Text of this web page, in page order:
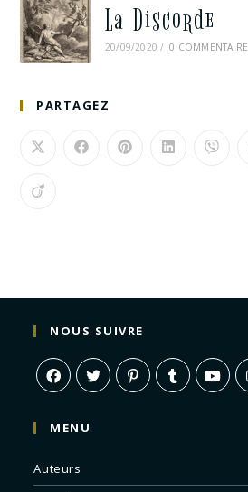
La Discorde
20/09/2020 / 0 COMMENTAIRE
PARTAGEZ
NOUS SUIVRE
MENU
Auteurs